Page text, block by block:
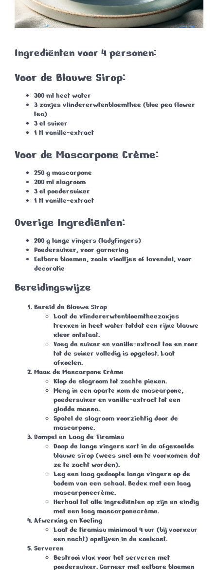
Ingrediënten voor 4 personen:
Voor de Blauwe Sirop:
300 ml heet water
3 zakjes vlindererwtenbloemthee (blue pea flower
tea)
3 el suiker
1 tl vanille-extract
Voor de Mascarpone Crème:
250 g mascarpone
200 ml slagroom
3 el poedersuiker
1 tl vanille-extract
Overige Ingrediënten:
200 g lange vingers (ladyfingers)
Poedersuiker, voor garnering
Eetbare bloemen, zoals viooltjes of lavendel, voor
decoratie
Bereidingswijze
Bereid de Blauwe Sirop
Laat de vlindererwtenbloemtheezakjes
trekken in heet water totdat een rijke blauwe
kleur ontstaat.
Voeg de suiker en vanille-extract toe en roer
tot de suiker volledig is opgelost. Laat
afkoelen.
Maak de Mascarpone Crème
Klop de slagroom tot zachte pieken.
Meng in een aparte kom de mascarpone,
poedersuiker en vanille-extract tot een
gladde massa.
Spatel de slagroom voorzichtig door de
mascarpone.
Dompel en Laag de Tiramisu
Doop de lange vingers kort in de afgekoelde
blauwe sirop (wees snel om te voorkomen dat
ze te zacht worden).
Leg een laag gedoopte lange vingers op de
bodem van een schaal. Bedek met een laag
mascarponecrème.
Herhaal tot alle ingrediënten op zijn en eindig
met een laag mascarponecrème.
Afwerking en Koeling
Laat de tiramisu minimaal 4 uur (bij voorkeur
een nacht) opstijven in de koelkast.
Serveren
Bestrooi vlak voor het serveren met
poedersuiker. Garneer met eetbare bloemen